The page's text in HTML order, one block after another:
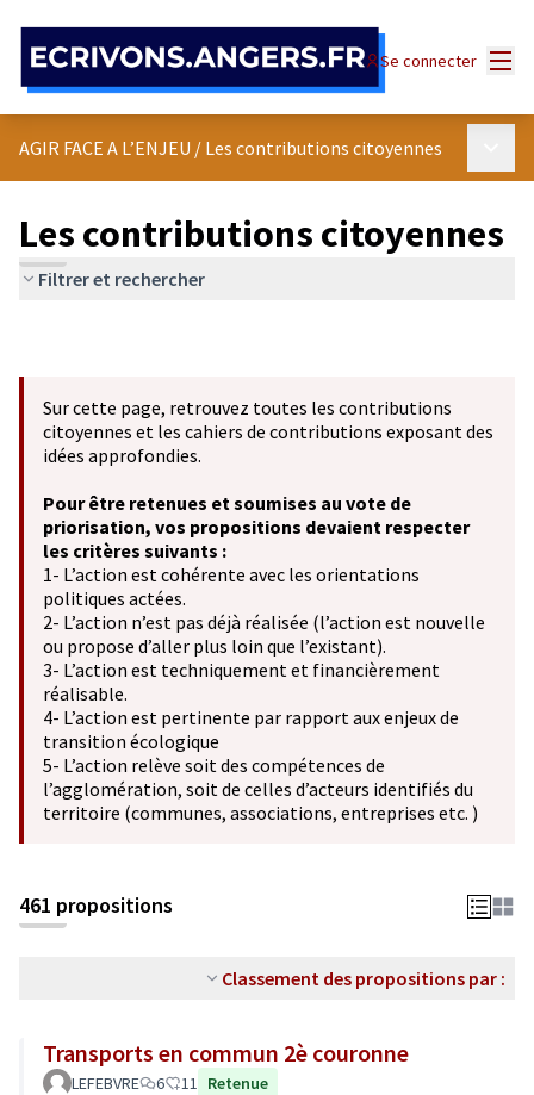
Se connecter
AGIR FACE A L’ENJEU / Les contributions citoyennes
Les contributions citoyennes
Filtrer et rechercher
Sur cette page, retrouvez toutes les contributions
citoyennes et les cahiers de contributions exposant des
idées approfondies.
Pour être retenues et soumises au vote de
priorisation, vos propositions devaient respecter
les critères suivants :
1- L’action est cohérente avec les orientations
politiques actées.
2- L’action n’est pas déjà réalisée (l’action est nouvelle
ou propose d’aller plus loin que l’existant).
3- L’action est techniquement et financièrement
réalisable.
4- L’action est pertinente par rapport aux enjeux de
transition écologique
5- L’action relève soit des compétences de
l’agglomération, soit de celles d’acteurs identifiés du
territoire (communes, associations, entreprises etc. )
461 propositions
Classement des propositions par :
Transports en commun 2è couronne
LEFEBVRE 6 11 Retenue